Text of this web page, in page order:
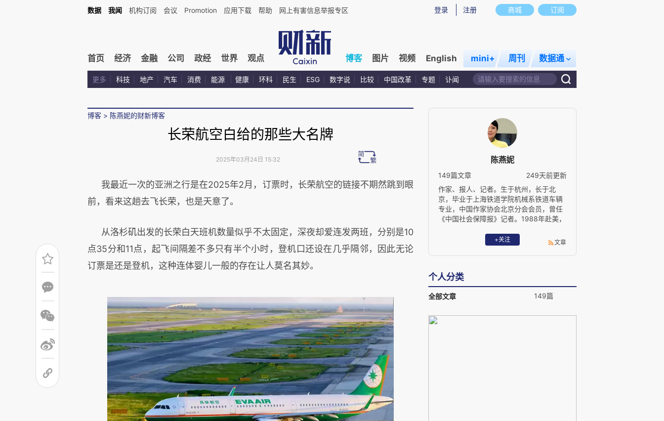
商城 订阅
登录 注册
数据 我闻 机构订阅 会议 Promotion 应用下载 帮助 网上有害信息举报专区
首页 经济 金融 公司 政经 世界 观点 博客 图片 视频 English mini+ 周刊 数据通
更多 科技 地产 汽车 消费 能源 健康 环科 民生 ESG 数字说 比较 中国改革 专题 讣闻
博客 > 陈燕妮的财新博客
长荣航空白给的那些大名牌
2025年03月24日 15:32
我最近一次的亚洲之行是在2025年2月，订票时，长荣航空的链接不期然跳到眼
前，看来这趟去飞长荣，也是天意了。
从洛杉矶出发的长荣白天班机数量似乎不太固定，深夜却爱连发两班，分别是10
点35分和11点，起飞间隔差不多只有半个小时，登机口还设在几乎隔邻，因此无论
订票是还是登机，这种连体婴儿一般的存在让人莫名其妙。
陈燕妮
149篇文章
249天前更新
作家、报人、记者。生于杭州，长于北
京，毕业于上海铁道学院机械系铁道车辆
专业，中国作家协会北京分会会员，曾任
《中国社会保障报》记者。1988年赴美，
视台记者，曾为《美洲文汇周刊》负责
人，自1994年起出版过《告诉你一个真美
国》、《纽约意识》、《遭遇美国》和
+关注 文章
个人分类
全部文章 149篇